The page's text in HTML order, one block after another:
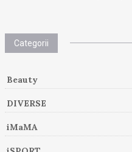
Categorii
Beauty
DIVERSE
iMaMA